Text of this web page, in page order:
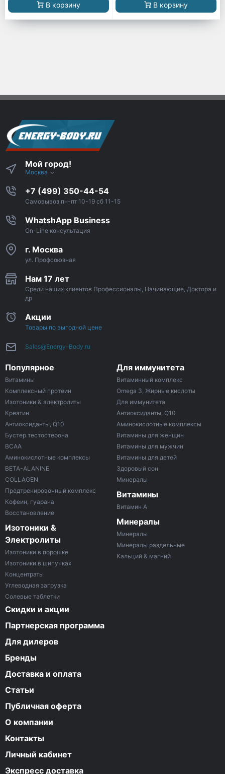
В корзину В корзину
Мой город!
Москва
+7 (499) 350-44-54
Самовывоз пн-пт 10-19 сб 11-15
WhatshApp Business
On-Line консультация
г. Москва
ул. Профсоюзная
Нам 17 лет
Среди наших клиентов Профессионалы, Начинающие, Доктора и
др
Акции
Товары по выгодной цене
Sales@Energy-Body.ru
Популярное
Витамины
Комплексный протеин
Изотоники & электролиты
Креатин
Антиоксиданты, Q10
Бустер тестостерона
ВСАА
Аминокислотные комплексы
BETA-ALANINE
COLLAGEN
Предтренировочный комплекс
Кофеин, гуарана
Восстановление
Изотоники &
Электролиты
Изотоники в порошке
Изотоники в шипучках
Концентраты
Углеводная загрузка
Солевые таблетки
Для иммунитета
Витаминный комплекс
Omega 3, Жирные кислоты
Для иммунитета
Антиоксиданты, Q10
Аминокислотные комплексы
Витамины для женщин
Витамины для мужчин
Витамины для детей
Здоровый сон
Минералы
Витамины
Витамин A
Минералы
Минералы
Минералы раздельные
Кальций & магний
Скидки и акции
Партнерская программа
Для дилеров
Бренды
Доставка и оплата
Статьи
Публичная оферта
О компании
Контакты
Личный кабинет
Экспресс доставка